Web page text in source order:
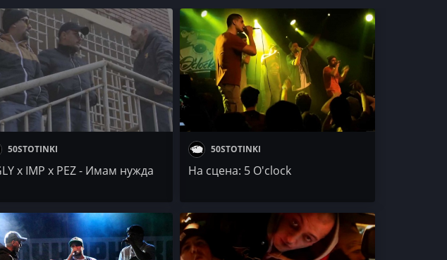
50STOTINKI
x IMP x PEZ - Имам нужда
50STOTINKI
На сцена: 5 O'clock